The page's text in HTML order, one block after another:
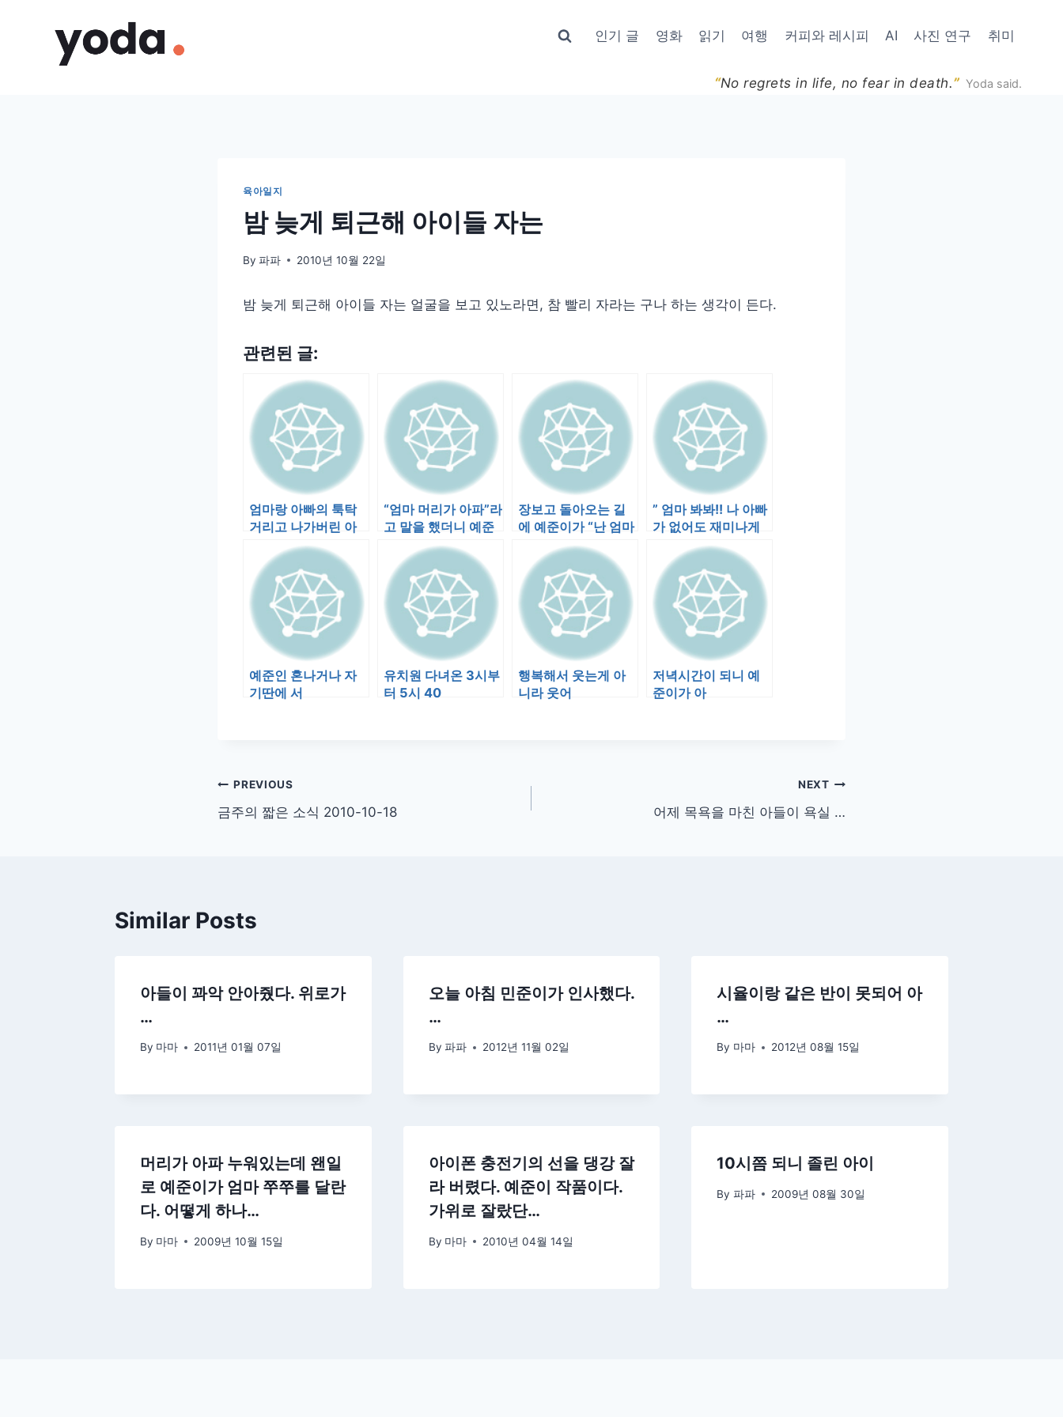
인기 글 영화 읽기 여행 커피와 레시피 AI 사진 연구 취미
“No regrets in life, no fear in death.” Yoda said.
육아일지
밤 늦게 퇴근해 아이들 자는
By 파파 2010년 10월 22일
밤 늦게 퇴근해 아이들 자는 얼굴을 보고 있노라면, 참 빨리 자라는 구나 하는 생각이 든다.
관련된 글:
엄마랑 아빠의 툭탁
거리고 나가버린 아
빠의 부재를 예준인
자꾸 상기시키며…
“엄마 머리가 아파”라
고 말을 했더니 예준
이가 내 이마를 짚어
보며 …
장보고 돌아오는 길
에 예준이가 “난 엄마
랑 결혼 할꺼야..”란
다. 이…
” 엄마 봐봐!! 나 아빠
가 없어도 재미나게
놀고 있어!!” 아침에
예준인 혼나거나 자
기딴에 서
유치원 다녀온 3시부
터 5시 40
행복해서 웃는게 아
니라 웃어
저녁시간이 되니 예
준이가 아
글
탐
PREVIOUS
금주의 짧은 소식 2010-10-18
NEXT
어제 목욕을 마친 아들이 욕실 …
Similar Posts
아들이 꽈악 안아줬다. 위로가
…
By 마마 2011년 01월 07일
오늘 아침 민준이가 인사했다.
…
By 파파 2012년 11월 02일
시율이랑 같은 반이 못되어 아
…
By 마마 2012년 08월 15일
머리가 아파 누워있는데 왠일
로 예준이가 엄마 쭈쭈를 달란
다. 어떻게 하나…
By 마마 2009년 10월 15일
아이폰 충전기의 선을 댕강 잘
라 버렸다. 예준이 작품이다.
가위로 잘랐단…
By 마마 2010년 04월 14일
10시쯤 되니 졸린 아이
By 파파 2009년 08월 30일